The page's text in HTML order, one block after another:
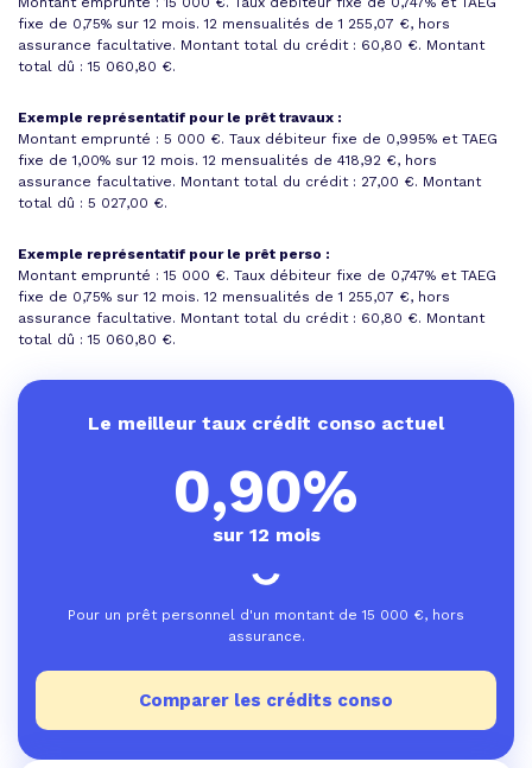
fixe de 0,75% sur 12 mois.12 mensualités de 1 255,07 €, hors
assurance facultative. Montant total du crédit : 60,80 €. Montant
total dû : 15 060,80 €.
Exemple représentatif pour le prêt travaux :
Montant emprunté : 5 000 €. Taux débiteur fixe de 0,995% et TAEG
fixe de 1,00% sur 12 mois.12 mensualités de 418,92 €, hors
assurance facultative. Montant total du crédit : 27,00 €. Montant
total dû : 5 027,00 €.
Exemple représentatif pour le prêt perso :
Montant emprunté : 15 000 €. Taux débiteur fixe de 0,747% et TAEG
fixe de 0,75% sur 12 mois.12 mensualités de 1 255,07 €, hors
assurance facultative. Montant total du crédit : 60,80 €. Montant
total dû : 15 060,80 €.
Le meilleur taux crédit conso actuel
0,90%
sur 12 mois
Pour un prêt personnel d'un montant de 15 000 €, hors
assurance.
Comparer les crédits conso